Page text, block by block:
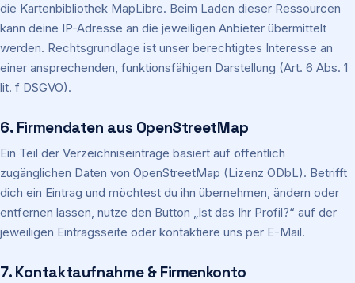
die Kartenbibliothek MapLibre. Beim Laden dieser Ressourcen
kann deine IP-Adresse an die jeweiligen Anbieter übermittelt
werden. Rechtsgrundlage ist unser berechtigtes Interesse an
einer ansprechenden, funktionsfähigen Darstellung (Art. 6 Abs. 1
lit. f DSGVO).
6. Firmendaten aus OpenStreetMap
Ein Teil der Verzeichniseinträge basiert auf öffentlich
zugänglichen Daten von OpenStreetMap (Lizenz ODbL). Betrifft
dich ein Eintrag und möchtest du ihn übernehmen, ändern oder
entfernen lassen, nutze den Button „Ist das Ihr Profil?“ auf der
jeweiligen Eintragsseite oder kontaktiere uns per E-Mail.
7. Kontaktaufnahme & Firmenkonto